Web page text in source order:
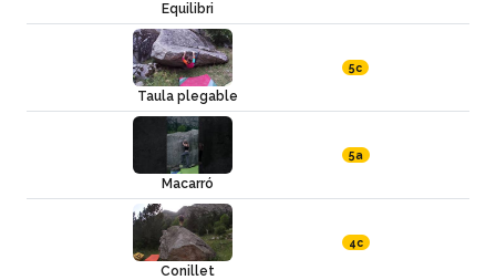
Equilibri
Taula plegable
5c
Macarró
5a
Conillet
4c